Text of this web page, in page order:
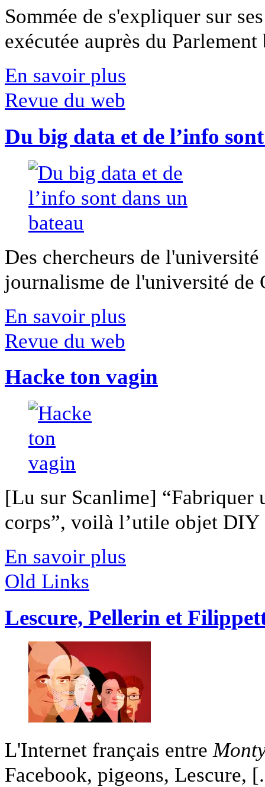
Sommée de s'expliquer sur
exécutée auprès du
En savoir plus
Revue du web
Du big data et de l’info
Des chercheurs de
journalisme de l'université
En savoir plus
Revue du web
Hacke ton vagin
[Lu sur Scanlime] “Fabriquer
corps”, voilà l’utile objet
En savoir plus
Old Links
Lescure, Pellerin et
L'Internet français entre
Facebook, pigeons, Lescure,